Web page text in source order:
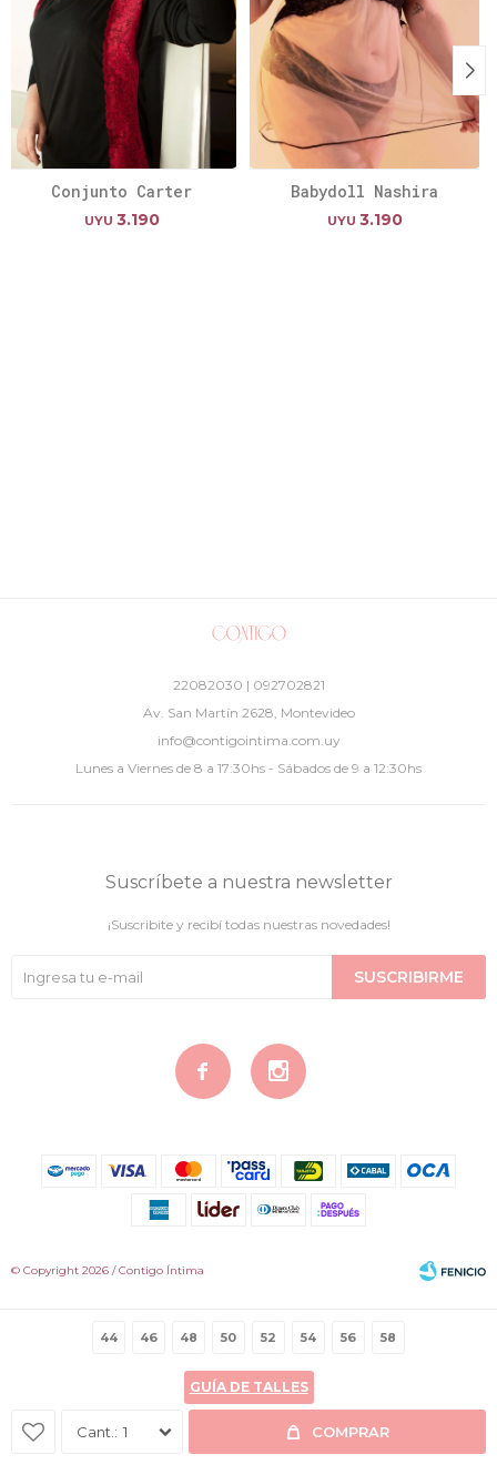
44 46 48 50 52 54 56 58
GUÍA DE TALLES
1 COMPRAR
Conjunto Carter
UYU 3.190
Babydoll Nashira
UYU 3.190
22082030 | 092702821
Av. San Martín 2628, Montevideo
info@contigointima.com.uy
Lunes a Viernes de 8 a 17:30hs - Sábados de 9 a 12:30hs
Suscríbete a nuestra newsletter
¡Suscribite y recibí todas nuestras novedades!
SUSCRIBIRME
 
© Copyright 2026 / Contigo Íntima